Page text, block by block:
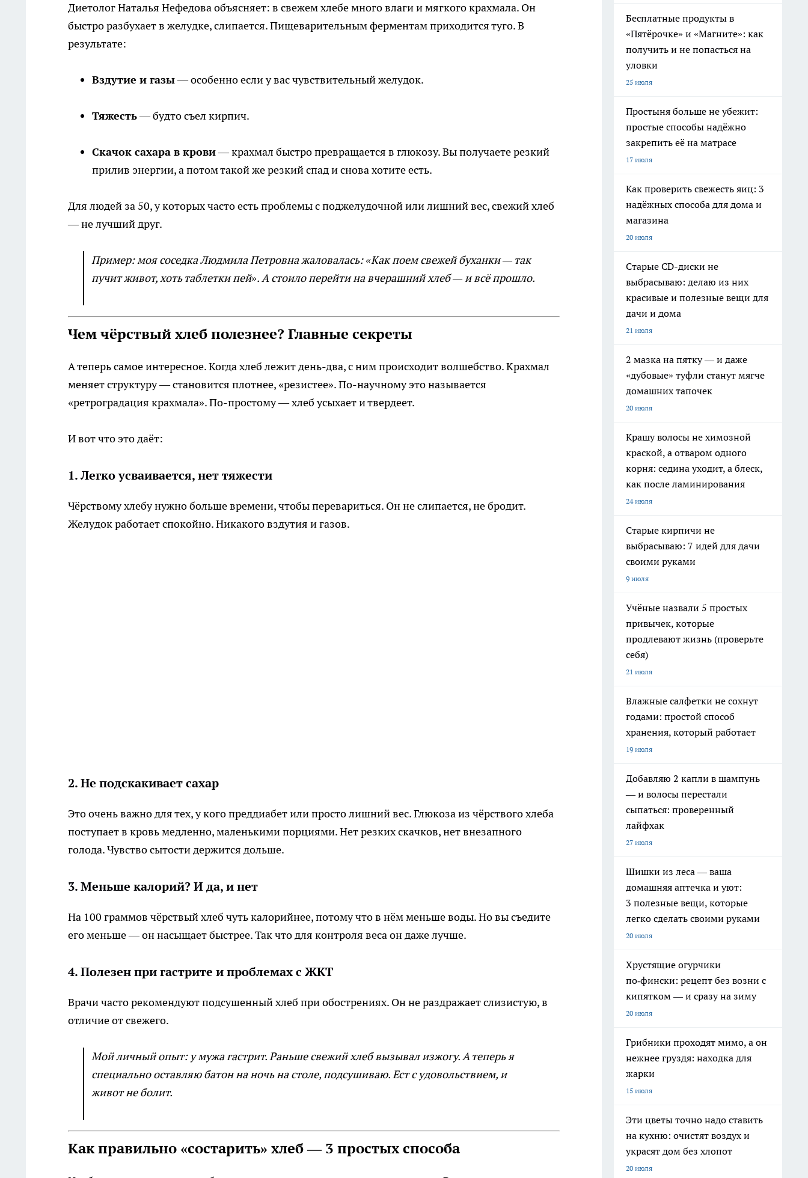
Диетолог Наталья Нефедова объясняет: в свежем хлебе много влаги и мягкого крахмала. Он
быстро разбухает в желудке, слипается. Пищеварительным ферментам приходится туго. В
результате:
Вздутие и газы— особенно если у вас чувствительный желудок.
Тяжесть— будто съел кирпич.
Скачок сахара в крови— крахмал быстро превращается в глюкозу. Вы получаете резкий
прилив энергии, а потом такой же резкий спад и снова хотите есть.
Для людей за 50, у которых часто есть проблемы с поджелудочной или лишний вес, свежий хлеб
— не лучший друг.
Пример: моя соседка Людмила Петровна жаловалась: «Как поем свежей буханки — так
пучит живот, хоть таблетки пей». А стоило перейти на вчерашний хлеб — и всё прошло.
Чем чёрствый хлеб полезнее? Главные секреты
А теперь самое интересное. Когда хлеб лежит день-два, с ним происходит волшебство. Крахмал
меняет структуру — становится плотнее, «резистее». По-научному это называется
«ретроградация крахмала». По-простому — хлеб усыхает и твердеет.
И вот что это даёт:
1. Легко усваивается, нет тяжести
Чёрствому хлебу нужно больше времени, чтобы перевариться. Он не слипается, не бродит.
Желудок работает спокойно. Никакого вздутия и газов.
2. Не подскакивает сахар
Это очень важно для тех, у кого преддиабет или просто лишний вес. Глюкоза из чёрствого хлеба
поступает в кровь медленно, маленькими порциями. Нет резких скачков, нет внезапного
голода. Чувство сытости держится дольше.
3. Меньше калорий? И да, и нет
На 100 граммов чёрствый хлеб чуть калорийнее, потому что в нём меньше воды. Но вы съедите
его меньше — он насыщает быстрее. Так что для контроля веса он даже лучше.
4. Полезен при гастрите и проблемах с ЖКТ
Врачи часто рекомендуют подсушенный хлеб при обострениях. Он не раздражает слизистую, в
отличие от свежего.
Мой личный опыт: у мужа гастрит. Раньше свежий хлеб вызывал изжогу. А теперь я
специально оставляю батон на ночь на столе, подсушиваю. Ест с удовольствием, и
живот не болит.
Как правильно «состарить» хлеб — 3 простых способа
Бесплатные продукты в
«Пятёрочке» и «Магните»: как
получить и не попасться на
уловки
25 июля
Простыня больше не убежит:
простые способы надёжно
закрепить её на матрасе
17 июля
Как проверить свежесть яиц: 3
надёжных способа для дома и
магазина
20 июля
Старые CD-диски не
выбрасываю: делаю из них
красивые и полезные вещи для
дачи и дома
21 июля
2 мазка на пятку — и даже
«дубовые» туфли станут мягче
домашних тапочек
20 июля
Крашу волосы не химозной
краской, а отваром одного
корня: седина уходит, а блеск,
как после ламинирования
24 июля
Старые кирпичи не
выбрасываю: 7 идей для дачи
своими руками
9 июля
Учёные назвали 5 простых
привычек, которые
продлевают жизнь (проверьте
себя)
21 июля
Влажные салфетки не сохнут
годами: простой способ
хранения, который работает
19 июля
Добавляю 2 капли в шампунь
— и волосы перестали
сыпаться: проверенный
лайфхак
27 июля
Шишки из леса — ваша
домашняя аптечка и уют:
3 полезные вещи, которые
легко сделать своими руками
20 июля
Хрустящие огурчики
по‑фински: рецепт без возни с
кипятком — и сразу на зиму
20 июля
Грибники проходят мимо, а он
нежнее груздя: находка для
жарки
15 июля
Эти цветы точно надо ставить
на кухню: очистят воздух и
украсят дом без хлопот
20 июля